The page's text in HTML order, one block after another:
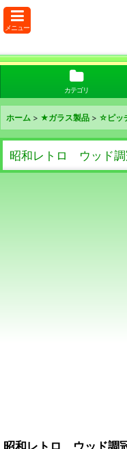
メニュー
カテゴリ
ホーム > ★ガラス製品 > ☆ピッ
昭和レトロ ウッド
昭和レトロ ウッド調